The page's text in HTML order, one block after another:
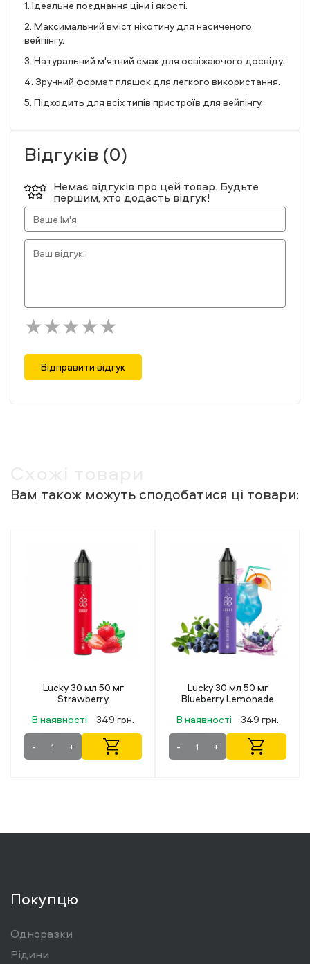
1. Ідеальне поєднання ціни і якості.
2. Максимальний вміст нікотину для насиченого
вейпінгу.
3. Натуральний м'ятний смак для освіжаючого досвіду.
4. Зручний формат пляшок для легкого використання.
5. Підходить для всіх типів пристроїв для вейпінгу.
Відгуків (0)
Немає відгуків про цей товар. Будьте
першим, хто додасть відгук!
Відправити відгук
Вам також можуть сподобатися ці товари:
Lucky 30 мл 50 мг
Blueberry Lemonade
В наявності 349 грн.
-
Flavorlab Rainberry Ice
Mint (Льодяна М'ята) 30
В наявності 499 грн.
-
Покупцю
Одноразки
Рідини